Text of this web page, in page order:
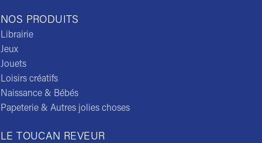
NOS PRODUITS
Librairie
Jeux
Jouets
Loisirs créatifs
Naissance & Bébés
Papeterie & Autres jolies choses
LE TOUCAN REVEUR